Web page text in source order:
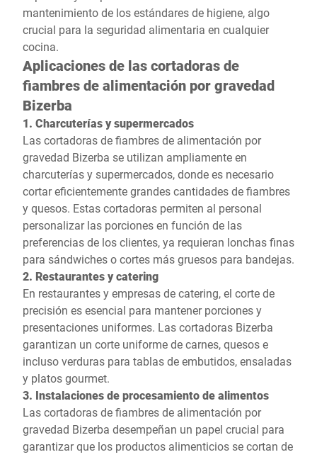
mantenimiento de los estándares de higiene, algo
crucial para la seguridad alimentaria en cualquier
cocina.
Aplicaciones de las cortadoras de
fiambres de alimentación por gravedad
Bizerba
1. Charcuterías y supermercados
Las cortadoras de fiambres de alimentación por
gravedad Bizerba se utilizan ampliamente en
charcuterías y supermercados, donde es necesario
cortar eficientemente grandes cantidades de fiambres
y quesos. Estas cortadoras permiten al personal
personalizar las porciones en función de las
preferencias de los clientes, ya requieran lonchas finas
para sándwiches o cortes más gruesos para bandejas.
2. Restaurantes y catering
En restaurantes y empresas de catering, el corte de
precisión es esencial para mantener porciones y
presentaciones uniformes. Las cortadoras Bizerba
garantizan un corte uniforme de carnes, quesos e
incluso verduras para tablas de embutidos, ensaladas
y platos gourmet.
3. Instalaciones de procesamiento de alimentos
Las cortadoras de fiambres de alimentación por
gravedad Bizerba desempeñan un papel crucial para
garantizar que los productos alimenticios se cortan de